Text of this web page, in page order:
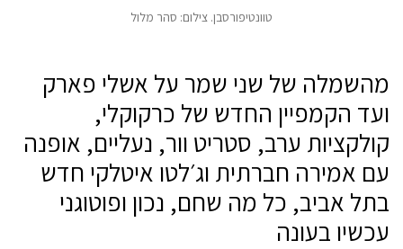
טוונטיפורסבן. צילום: סהר מלול
מהשמלה של שני שמר על אשלי פארק
ועד הקמפיין החדש של כרקוקלי,
קולקציות ערב, סטריט וור, נעליים, אופנה
עם אמירה חברתית וג׳לטו איטלקי חדש
בתל אביב, כל מה שחם, נכון ופוטוגני
עכשיו בעונה